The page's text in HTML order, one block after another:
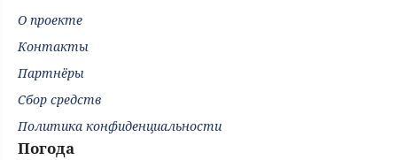
О проекте
Контакты
Партнёры
Сбор средств
Политика конфиденциальности
Погода